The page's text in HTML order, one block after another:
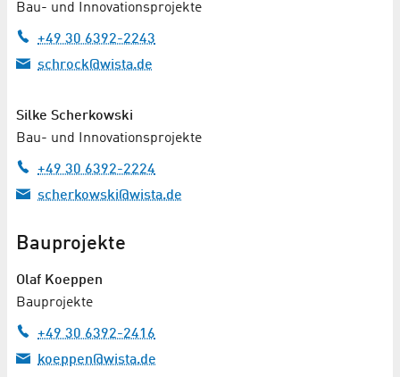
Bau- und Innovationsprojekte
+49 30 6392-2243
schrock@wista.de
Silke Scherkowski
Bau- und Innovationsprojekte
+49 30 6392-2224
scherkowski@wista.de
Bauprojekte
Olaf Koeppen
Bauprojekte
+49 30 6392-2416
koeppen@wista.de